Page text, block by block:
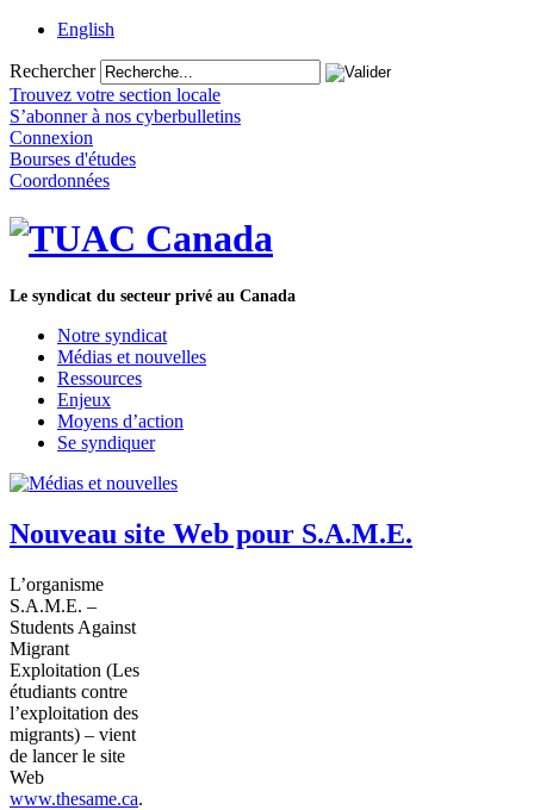
English
Rechercher
Trouvez votre section locale
S’abonner à nos cyberbulletins
Connexion
Bourses d'études
Coordonnées
Le syndicat du secteur privé au Canada
Notre syndicat
Médias et nouvelles
Ressources
Enjeux
Moyens d’action
Se syndiquer
Nouveau site Web pour S.A.M.E.
L’organisme
S.A.M.E. –
Students Against
Migrant
Exploitation (Les
étudiants contre
l’exploitation des
migrants) – vient
de lancer le site
Web
www.thesame.ca.